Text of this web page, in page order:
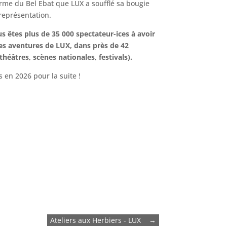
du Bel Ebat que LUX a soufflé sa bougie
êtes plus de 35 000 spectateur-ices à avoir
aventures de LUX, dans près de 42
scènes nationales, festivals).
en 2026 pour la suite !
Ateliers aux Herbiers - LUX →